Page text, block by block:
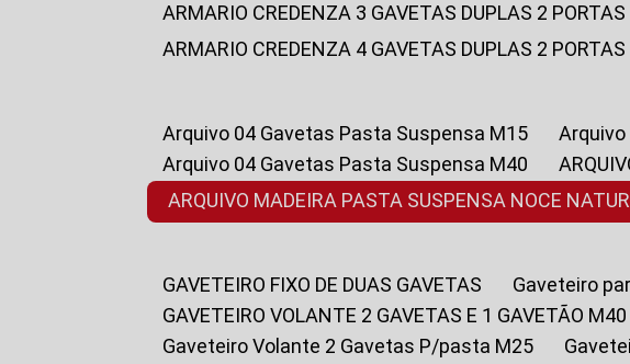
ARMARIO CREDENZA 3 GAVETAS DUPLAS 2 PORTAS
ARMARIO CREDENZA 4 GAVETAS DUPLAS 2 PORTAS
Arquivo 04 Gavetas Pasta Suspensa M15
Arquivo 04 Gavetas Pasta Suspensa M40
ARQUIVO MADEIRA PASTA SUSPENSA NOCE
GAVETEIRO FIXO DE DUAS GAVETAS
Gaveteiro
GAVETEIRO VOLANTE 2 GAVETAS E 1 GAVETÃO M40
Gaveteiro Volante 2 Gavetas P/pasta M25